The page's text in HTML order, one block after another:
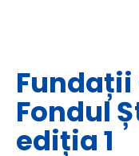
Fondul
ediția 1